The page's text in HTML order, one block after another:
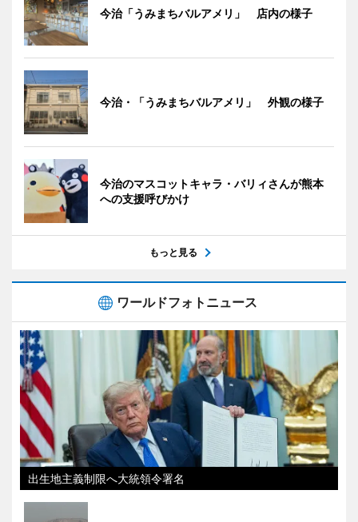
今治「うみまちバルアメリ」 店内の様子
今治・「うみまちバルアメリ」 外観の様子
今治のマスコットキャラ・バリィさんが熊本
への支援呼びかけ
もっと見る
ワールドフォトニュース
出生地主義制限へ大統領令署名